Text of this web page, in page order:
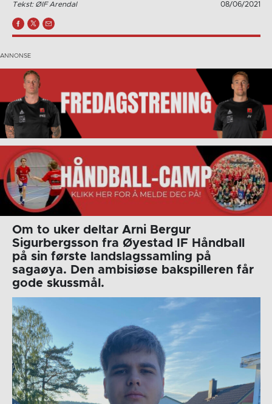
Tekst: ØIF Arendal 08/06/2021
Om to uker deltar Arni Bergur
Sigurbergsson fra Øyestad IF Håndball
på sin første landslagssamling på
sagaøya. Den ambisiøse bakspilleren får
gode skussmål.